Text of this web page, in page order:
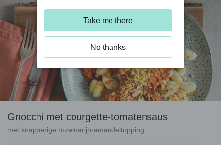
Gnocchi met courgette-tomatensaus
met knapperige rozemarijn-amandeltopping
Take me there
No thanks